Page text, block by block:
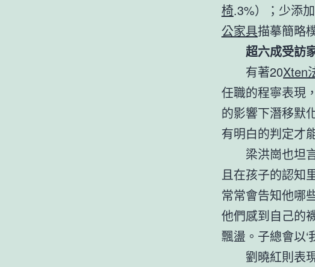
椅.3%）；少添
公家具描摹簡略
超六成受訪
有著20Xten
任職的程寧表現
的影響下潛移默
有明白的判定才
梁洪崗也坦
且在孩子的認知
常常會告知他哪
他們感到自己的
飄盪。子總會以‘
劉曉紅則表